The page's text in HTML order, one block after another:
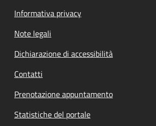
Informativa privacy
Note legali
Dichiarazione di accessibilità
Contatti
Prenotazione appuntamento
Statistiche del portale